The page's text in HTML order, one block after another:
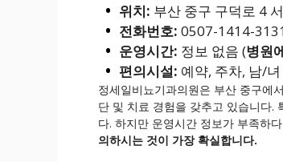
위치: 부산 중구 구덕로 4
전화번호: 0507-1414-
운영시간: 정보 없음 (병원
편의시설: 예약, 주차, 남/
정세일비뇨기과의원은 부산 중구에
단 및 치료 경험을 갖추고 있습니다.
다. 하지만 운영시간 정보가 부족하
의하시는 것이 가장 확실합니다.